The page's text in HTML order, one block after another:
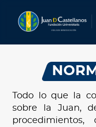
Todo lo que la
sobre la Juan,